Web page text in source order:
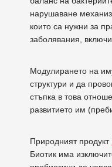
нарушаване
които са нужни за
заболявания,
Модулирането на
структури и да
стъпка в това
развитието им
Природният продукт
Биотик има